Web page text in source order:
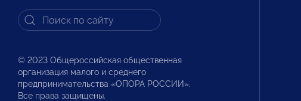
© 2023 Общероссийская общественная
организация малого и среднего
предпринимательства «ОПОРА РОССИИ».
Все права защищены.